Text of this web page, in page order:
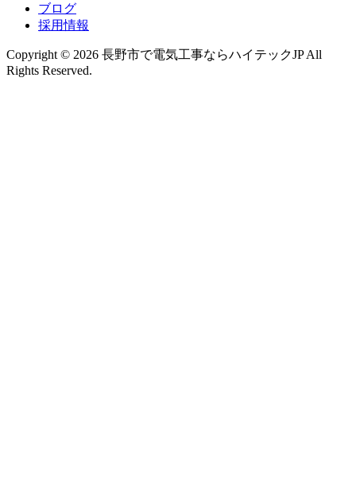
ブログ
採用情報
Copyright © 2026 長野市で電気工事ならハイテックJP All
Rights Reserved.